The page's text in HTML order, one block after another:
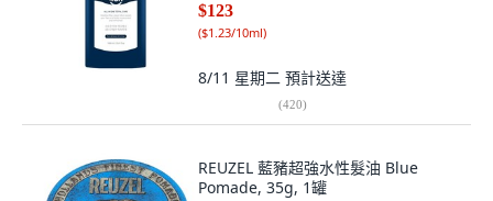
$123
($1.23/10ml)
8/11 星期二 預計送達
(420)
REUZEL 藍豬超強水性髮油 Blue
Pomade, 35g, 1罐